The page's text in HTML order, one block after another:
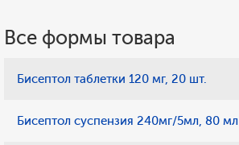
Все формы товара
Бисептол таблетки 120 мг, 20 шт.
Бисептол суспензия 240мг/5мл, 80 мл